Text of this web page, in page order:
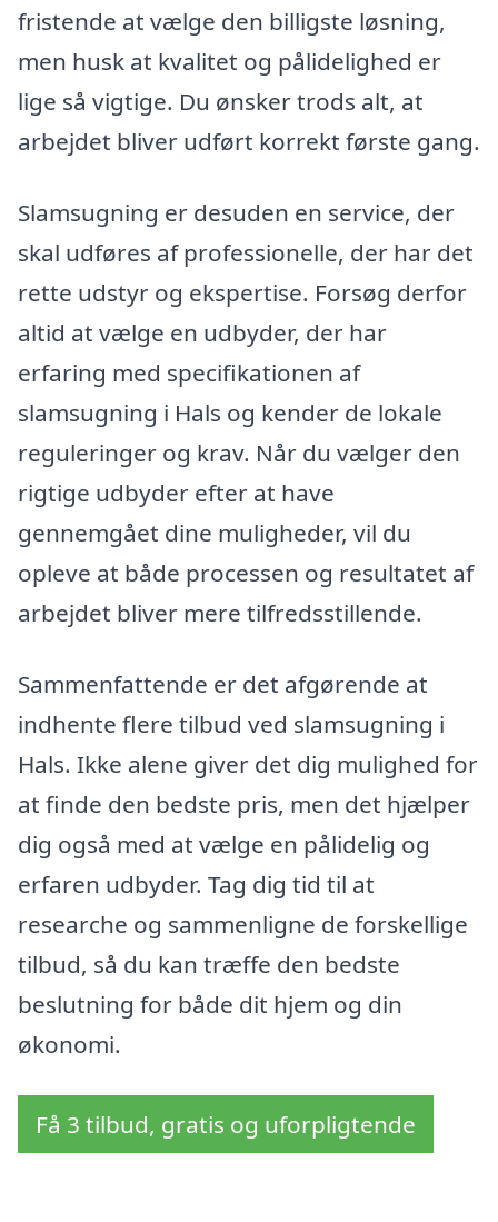
fristende at vælge den billigste løsning,
men husk at kvalitet og pålidelighed er
lige så vigtige. Du ønsker trods alt, at
arbejdet bliver udført korrekt første gang.
Slamsugning er desuden en service, der
skal udføres af professionelle, der har det
rette udstyr og ekspertise. Forsøg derfor
altid at vælge en udbyder, der har
erfaring med specifikationen af
slamsugning i Hals og kender de lokale
reguleringer og krav. Når du vælger den
rigtige udbyder efter at have
gennemgået dine muligheder, vil du
opleve at både processen og resultatet af
arbejdet bliver mere tilfredsstillende.
Sammenfattende er det afgørende at
indhente flere tilbud ved slamsugning i
Hals. Ikke alene giver det dig mulighed for
at finde den bedste pris, men det hjælper
dig også med at vælge en pålidelig og
erfaren udbyder. Tag dig tid til at
researche og sammenligne de forskellige
tilbud, så du kan træffe den bedste
beslutning for både dit hjem og din
økonomi.
Få 3 tilbud, gratis og uforpligtende